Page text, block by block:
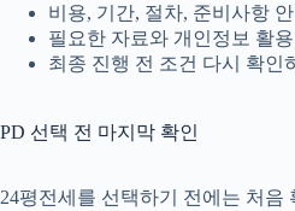
비용, 기간, 절차, 준비사항
필요한 자료와 개인정보 활
최종 진행 전 조건 다시 확인
PD 선택 전 마지막 확인
24평전세를 선택하기 전에는 처음